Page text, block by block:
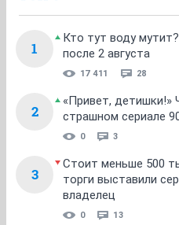
1
Кто тут воду
после 2 августа
17 411 28
2
«Привет, детишки!»
страшном сериале
0 3
3
Стоит меньше 500
торги выставили
владелец
0 13